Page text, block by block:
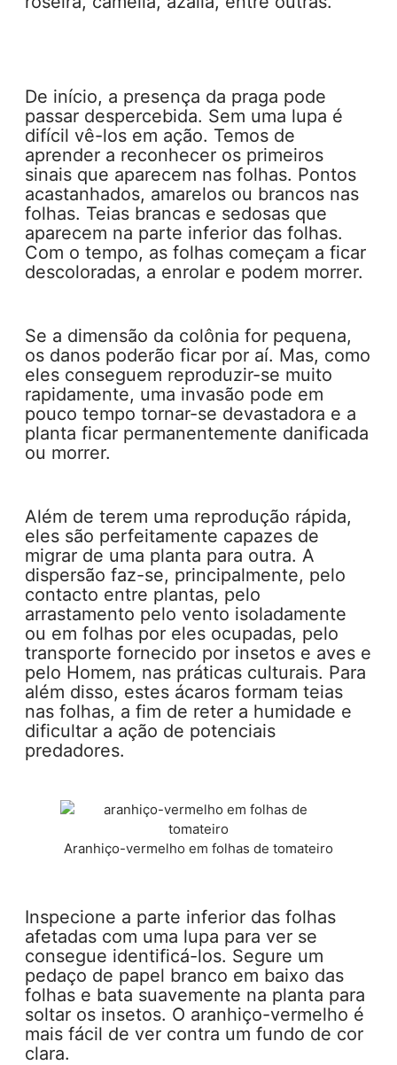
De início, a presença da praga pode
passar despercebida. Sem uma lupa é
difícil vê-los em ação. Temos de
aprender a reconhecer os primeiros
sinais que aparecem nas folhas. Pontos
acastanhados, amarelos ou brancos nas
folhas. Teias brancas e sedosas que
aparecem na parte inferior das folhas.
Com o tempo, as folhas começam a ficar
descoloradas, a enrolar e podem morrer.
Se a dimensão da colônia for pequena,
os danos poderão ficar por aí. Mas, como
eles conseguem reproduzir-se muito
rapidamente, uma invasão pode em
pouco tempo tornar-se devastadora e a
planta ficar permanentemente danificada
ou morrer.
Além de terem uma reprodução rápida,
eles são perfeitamente capazes de
migrar de uma planta para outra. A
dispersão faz-se, principalmente, pelo
contacto entre plantas, pelo
arrastamento pelo vento isoladamente
ou em folhas por eles ocupadas, pelo
transporte fornecido por insetos e aves e
pelo Homem, nas práticas culturais. Para
além disso, estes ácaros formam teias
nas folhas, a fim de reter a humidade e
dificultar a ação de potenciais
predadores.
Aranhiço-vermelho em folhas de tomateiro
Inspecione a parte inferior das folhas
afetadas com uma lupa para ver se
consegue identificá-los. Segure um
pedaço de papel branco em baixo das
folhas e bata suavemente na planta para
soltar os insetos. O aranhiço-vermelho é
mais fácil de ver contra um fundo de cor
clara.